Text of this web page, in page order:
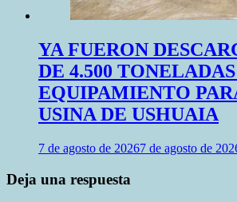
YA FUERON
DE 4.500
EQUIPAMIENTO
USINA DE USHUAIA
7 de agosto de 20267 de agosto de
Deja una respuesta